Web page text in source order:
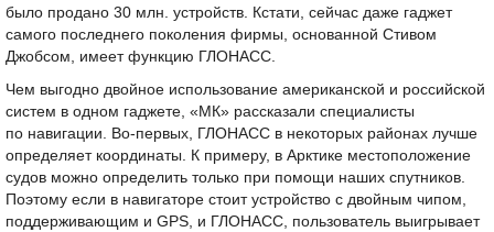
было продано 30 млн. устройств. Кстати, сейчас даже гаджет
самого последнего поколения фирмы, основанной Стивом
Джобсом, имеет функцию ГЛОНАСС.
Чем выгодно двойное использование американской и российской
систем в одном гаджете, «МК» рассказали специалисты
по навигации. Во-первых, ГЛОНАСС в некоторых районах лучше
определяет координаты. К примеру, в Арктике местоположение
судов можно определить только при помощи наших спутников.
Поэтому если в навигаторе стоит устройство с двойным чипом,
поддерживающим и GPS, и ГЛОНАСС, пользователь выигрывает